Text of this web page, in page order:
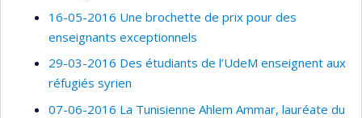
16-05-2016 Une brochette de prix pour des
enseignants exceptionnels
29-03-2016 Des étudiants de l’UdeM enseignent aux
réfugiés syrien
07-06-2016 La Tunisienne Ahlem Ammar, lauréate du